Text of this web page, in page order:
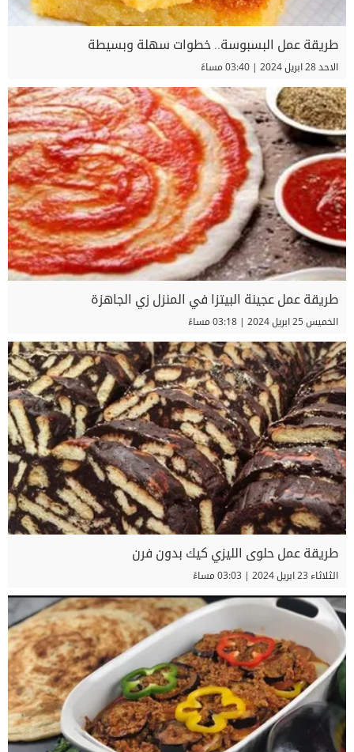
طريقة عمل البسبوسة.. خطوات سهلة وبسيطة
الاحد 28 ابريل 2024 | 03:40 مساءً
طريقة عمل عجينة البيتزا في المنزل زي الجاهزة
الخميس 25 ابريل 2024 | 03:18 مساءً
طريقة عمل حلوى الليزي كيك بدون فرن
الثلاثاء 23 ابريل 2024 | 03:03 مساءً